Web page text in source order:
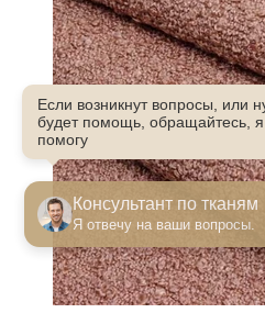
Если возникнут вопросы, или
будет помощь, обращайтесь,
помогу
Консультант по тканям
Я отвечу на ваши вопросы.